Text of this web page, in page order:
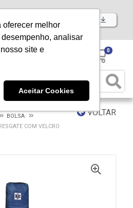
oferecer melhor
analisar
site e
Aceitar Cookies
Baixe já nosso APP
0
VOLTAR
BOLSA
COM VELCRO